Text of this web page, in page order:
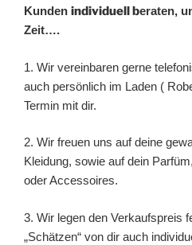
Kunden individuell beraten,
Zeit….
1. Wir vereinbaren gerne
auch persönlich im Laden (
Termin mit dir.
2. Wir freuen uns auf deine
Kleidung, sowie auf dein
oder Accessoires.
3. Wir legen den Verkaufspreis
„Schätzen“ von dir auch